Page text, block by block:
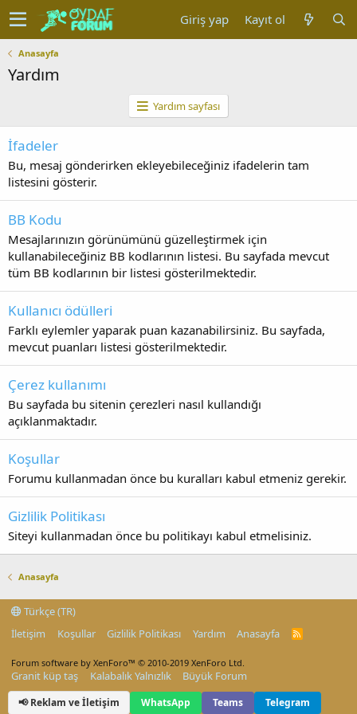
Giriş yap Kayıt ol
Anasayfa
Yardım
Yardım sayfası
İfadeler
Bu, mesaj gönderirken ekleyebileceğiniz ifadelerin tam
listesini gösterir.
BB Kodu
Mesajlarınızın görünümünü güzelleştirmek için
kullanabileceğiniz BB kodlarının listesi. Bu sayfada mevcut
tüm BB kodlarının bir listesi gösterilmektedir.
Kullanıcı ödülleri
Farklı eylemler yaparak puan kazanabilirsiniz. Bu sayfada,
mevcut puanları listesi gösterilmektedir.
Çerez kullanımı
Bu sayfada bu sitenin çerezleri nasıl kullandığı
açıklanmaktadır.
Koşullar
Forumu kullanmadan önce bu kuralları kabul etmeniz gerekir.
Gizlilik Politikası
Siteyi kullanmadan önce bu politikayı kabul etmelisiniz.
Anasayfa
Türkçe (TR)
İletişim
Koşullar Gizlilik Politikası Yardım Anasayfa
R
Forum software by XenForo™ © 2010-2019 XenForo Ltd.
Granit küp taş Kalabalık Yalnızlık Büyük Forum
📢 Reklam ve İletişim WhatsApp Teams Telegram